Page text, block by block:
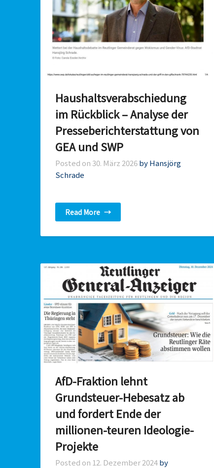
Haushaltsverabschiedung
im Rückblick – Analyse der
Presseberichterstattung von
GEA und SWP
Posted on30. März 2026by Hansjörg
Schrade
Read More →
AfD-Fraktion lehnt
Grundsteuer-Hebesatz ab
und fordert Ende der
millionen-teuren Ideologie-
Projekte
Posted on 12. Dezember 2024by